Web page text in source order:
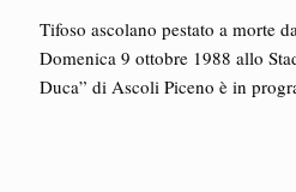
Tifoso ascolano pestato a morte
Domenica 9 ottobre 1988 allo
Duca” di Ascoli Piceno è in